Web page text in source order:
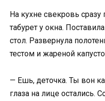
На кухне свекровь сразу
табурет у окна.
стол. Развернула
тестом и жареной
— Ешь, деточка. Ты вон
глаза на лице остались.